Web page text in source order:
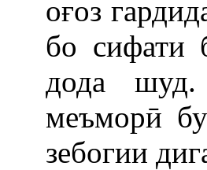
оғоз
бо сифати
дода
меъморӣ
зебогии